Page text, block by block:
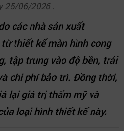
25/06/2026 .
các nhà sản xuất
thiết kế màn hình cong
tập trung vào độ bền, trải
chi phí bảo trì. Đồng thời,
lại giá trị thẩm mỹ và
loại hình thiết kế này.